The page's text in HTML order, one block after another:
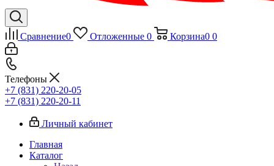
Сравнение0 Отложенные 0 Корзина0 0
Телефоны
+7 (831) 220-20-05
+7 (831) 220-20-11
Личный кабинет
Главная
Каталог